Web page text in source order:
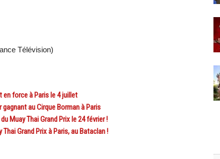
Télévision)
en force à Paris le 4 juillet
gagnant au Cirque Borman à Paris
Muay Thai Grand Prix le 24 février !
Grand Prix à Paris, au Bataclan !